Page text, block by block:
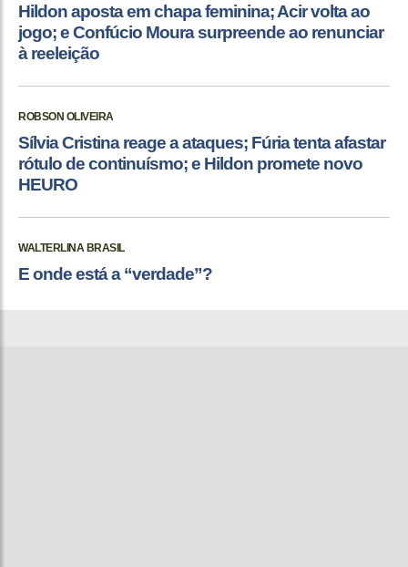
Hildon aposta em chapa feminina; Acir volta ao
jogo; e Confúcio Moura surpreende ao renunciar
à reeleição
ROBSON OLIVEIRA
Sílvia Cristina reage a ataques; Fúria tenta afastar
rótulo de continuísmo; e Hildon promete novo
HEURO
WALTERLINA BRASIL
E onde está a “verdade”?